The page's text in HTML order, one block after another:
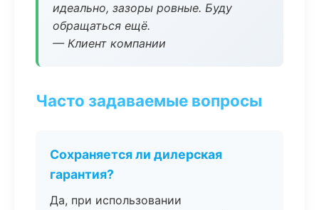
идеально, зазоры ровные. Буду
обращаться ещё.
— Клиент компании
Часто задаваемые вопросы
Сохраняется ли дилерская
гарантия?
Да, при использовании